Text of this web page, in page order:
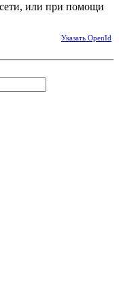
или при помощи
Указать OpenId